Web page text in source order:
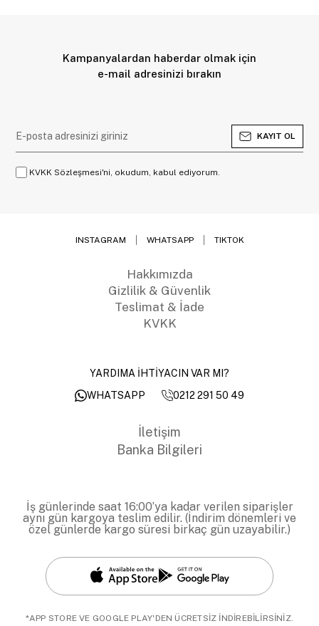
Kampanyalardan haberdar olmak için
e-mail adresinizi bırakın
KAYIT OL
KVKK Sözleşmesi'ni, okudum, kabul ediyorum.
INSTAGRAM WHATSAPP TIKTOK
Hakkımızda
Gizlilik & Güvenlik
Teslimat & İade
KVKK
YARDIMA İHTİYACIN VAR MI?
WHATSAPP
0212 291 50 49
İletişim
Banka Bilgileri
İş günlerinde saat 16:00’ya kadar verilen siparişler
aynı gün kargoya teslim edilir. (İndirim dönemleri ve
özel günlerde kargo süresi birkaç gün uzayabilir.)
*APP STORE VE GOOGLE PLAY'DEN ÜCRETSİZ İNDİREBİLİRSİNİZ.